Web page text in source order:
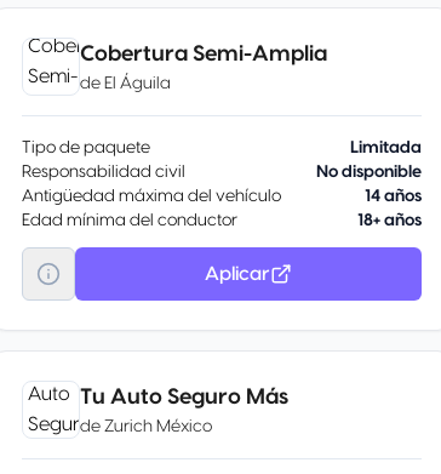
Cobertura Semi-Amplia
de El Águila
Tipo de paquete
Limitada
Responsabilidad civil
No disponible
Antigüedad máxima del vehículo
14 años
Edad mínima del conductor
18+ años
Aplicar
Tu Auto Seguro Más
de Zurich México